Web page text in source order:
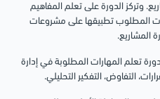
وتركز الدورة على تعلم المفاهيم
المطلوب تطبيقها على مشروعات
المشاريع.
تعلم المهارات المطلوبة في إدارة
التفاوض، التفكير التحليلي.